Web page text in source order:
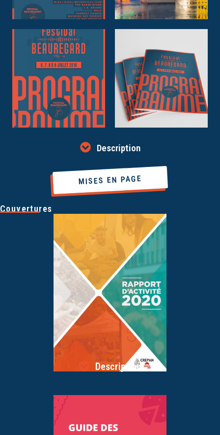
Description
MISES EN PAGE
Couvertures
Description